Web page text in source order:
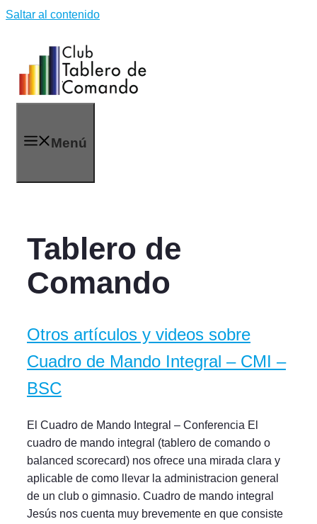
Saltar al contenido
Menú
Tablero de
Comando
Otros artículos y videos sobre
Cuadro de Mando Integral – CMI –
BSC
El Cuadro de Mando Integral – Conferencia El
cuadro de mando integral (tablero de comando o
balanced scorecard) nos ofrece una mirada clara y
aplicable de como llevar la administracion general
de un club o gimnasio. Cuadro de mando integral
Jesús nos cuenta muy brevemente en que consiste